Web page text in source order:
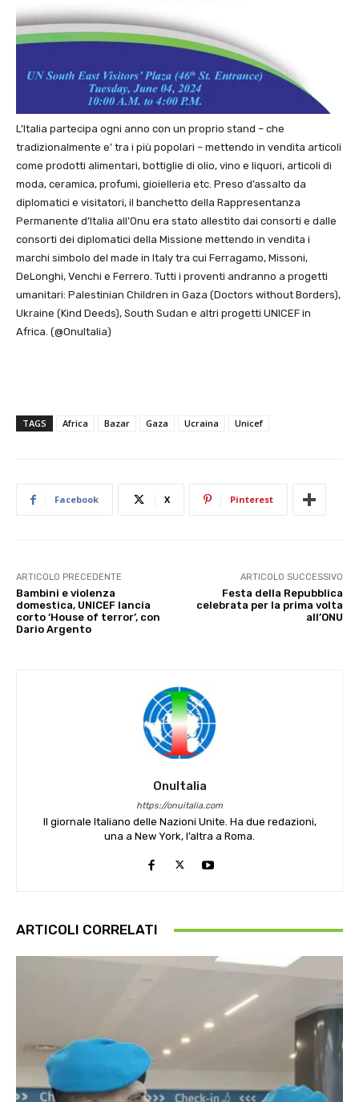
L’Italia partecipa ogni anno con un proprio stand – che
tradizionalmente e’ tra i più popolari – mettendo in vendita articoli
come prodotti alimentari, bottiglie di olio, vino e liquori, articoli di
moda, ceramica, profumi, gioielleria etc. Preso d’assalto da
diplomatici e visitatori, il banchetto della Rappresentanza
Permanente d’Italia all’Onu era stato allestito dai consorti e dalle
consorti dei diplomatici della Missione mettendo in vendita i
marchi simbolo del made in Italy tra cui Ferragamo, Missoni,
DeLonghi, Venchi e Ferrero. Tutti i proventi andranno a progetti
umanitari: Palestinian Children in Gaza (Doctors without Borders),
Ukraine (Kind Deeds), South Sudan e altri progetti UNICEF in
Africa. (@OnuItalia)
TAGS Africa Bazar Gaza Ucraina Unicef
Facebook X Pinterest
ARTICOLO PRECEDENTE
Bambini e violenza
domestica, UNICEF lancia
corto ‘House of terror’, con
Dario Argento
ARTICOLO SUCCESSIVO
Festa della Repubblica
celebrata per la prima volta
all’ONU
OnuItalia
https://onuitalia.com
Il giornale Italiano delle Nazioni Unite. Ha due redazioni,
una a New York, l’altra a Roma.
ARTICOLI CORRELATI